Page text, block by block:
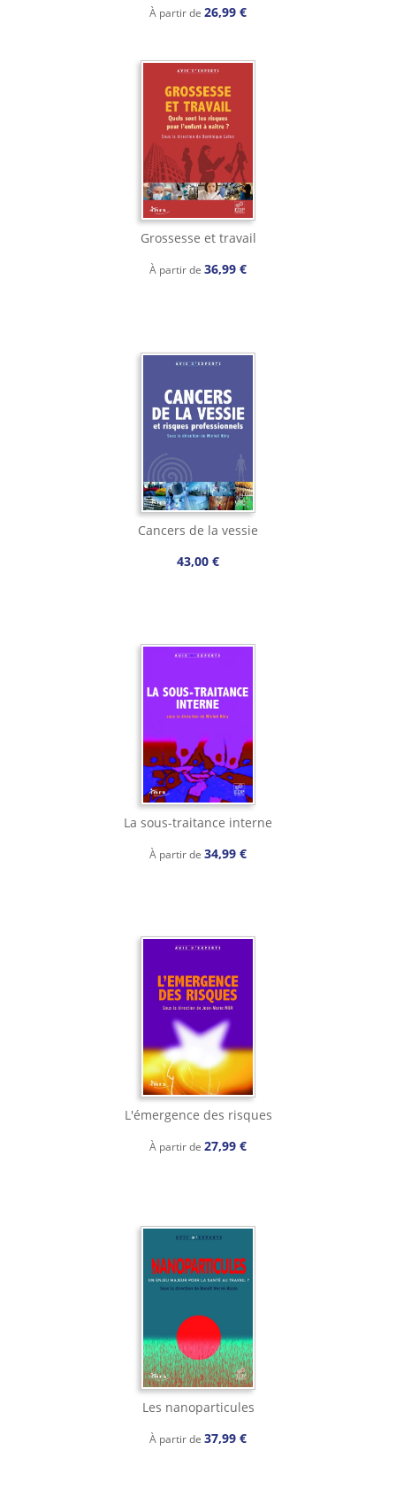
À partir de 26,99 €
Grossesse et travail
À partir de 36,99 €
Cancers de la vessie
43,00 €
La sous-traitance interne
À partir de 34,99 €
L'émergence des risques
À partir de 27,99 €
Les nanoparticules
À partir de 37,99 €